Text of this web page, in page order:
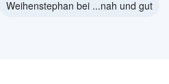
Weihenstephan bei ...nah und gut